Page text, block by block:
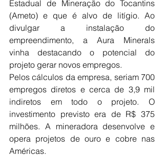
Estadual de Mineração do Tocantins
(Ameto) e que é alvo de litígio. Ao
divulgar a instalação do
empreendimento, a Aura Minerals
vinha destacando o potencial do
projeto gerar novos empregos.
Pelos cálculos da empresa, seriam 700
empregos diretos e cerca de 3,9 mil
indiretos em todo o projeto. O
investimento previsto era de R$ 375
milhões. A mineradora desenvolve e
opera projetos de ouro e cobre nas
Américas.